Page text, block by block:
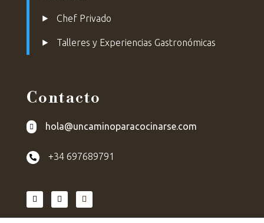
⯈ Chef Privado
⯈ Talleres y Experiencias Gastronómicas
Contacto
 hola@uncaminoparacocinarse.com
 +34 697689791